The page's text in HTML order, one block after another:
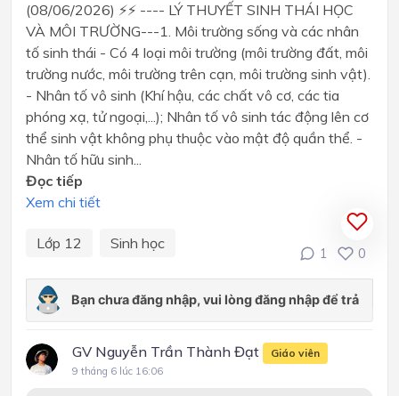
(08/06/2026) ⚡⚡ ---- LÝ THUYẾT SINH THÁI HỌC
VÀ MÔI TRƯỜNG---1. Môi trường sống và các nhân
tố sinh thái - Có 4 loại môi trường (môi trường đất, môi
trường nước, môi trường trên cạn, môi trường sinh vật).
- Nhân tố vô sinh (Khí hậu, các chất vô cơ, các tia
phóng xạ, tử ngoại,...); Nhân tố vô sinh tác động lên cơ
thể sinh vật không phụ thuộc vào mật độ quần thể. -
Nhân tố hữu sinh...
Đọc tiếp
Xem chi tiết
Lớp 12 Sinh học
1 0
GV Nguyễn Trần Thành Đạt Giáo viên
9 tháng 6 lúc 16:06